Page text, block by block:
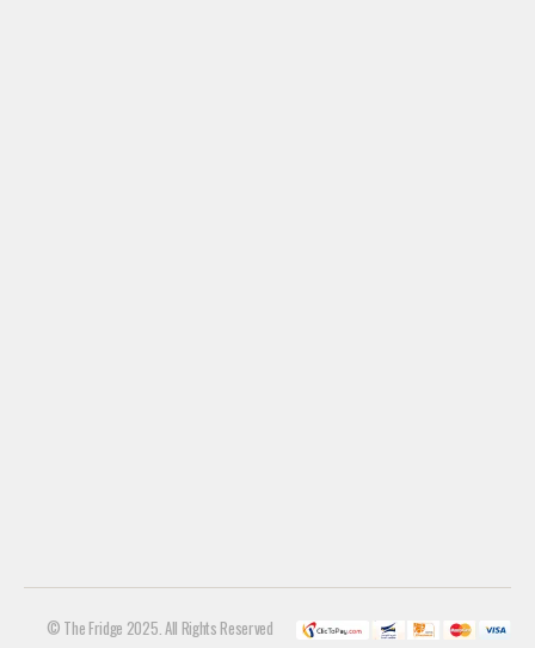
© The Fridge 2025. All Rights Reserved